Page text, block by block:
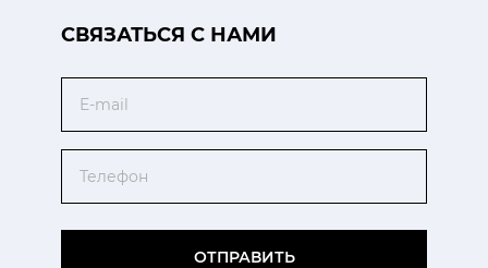
CВЯЗАТЬСЯ С НАМИ
ОТПРАВИТЬ